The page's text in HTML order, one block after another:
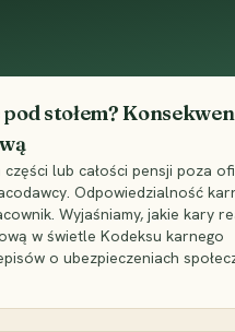
stołem?
części lub całości pensji poza
Odpowiedzialność
Wyjaśniamy, jakie kary
w świetle Kodeksu karnego
o ubezpieczeniach